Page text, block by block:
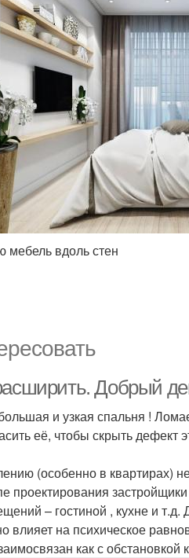
мебель вдоль стен
Добрый
и узкая спальня !
её, чтобы скрыть дефект
(особенно в квартирах)
проектирования
– гостиной , кухне и
влияет на психическое
как с